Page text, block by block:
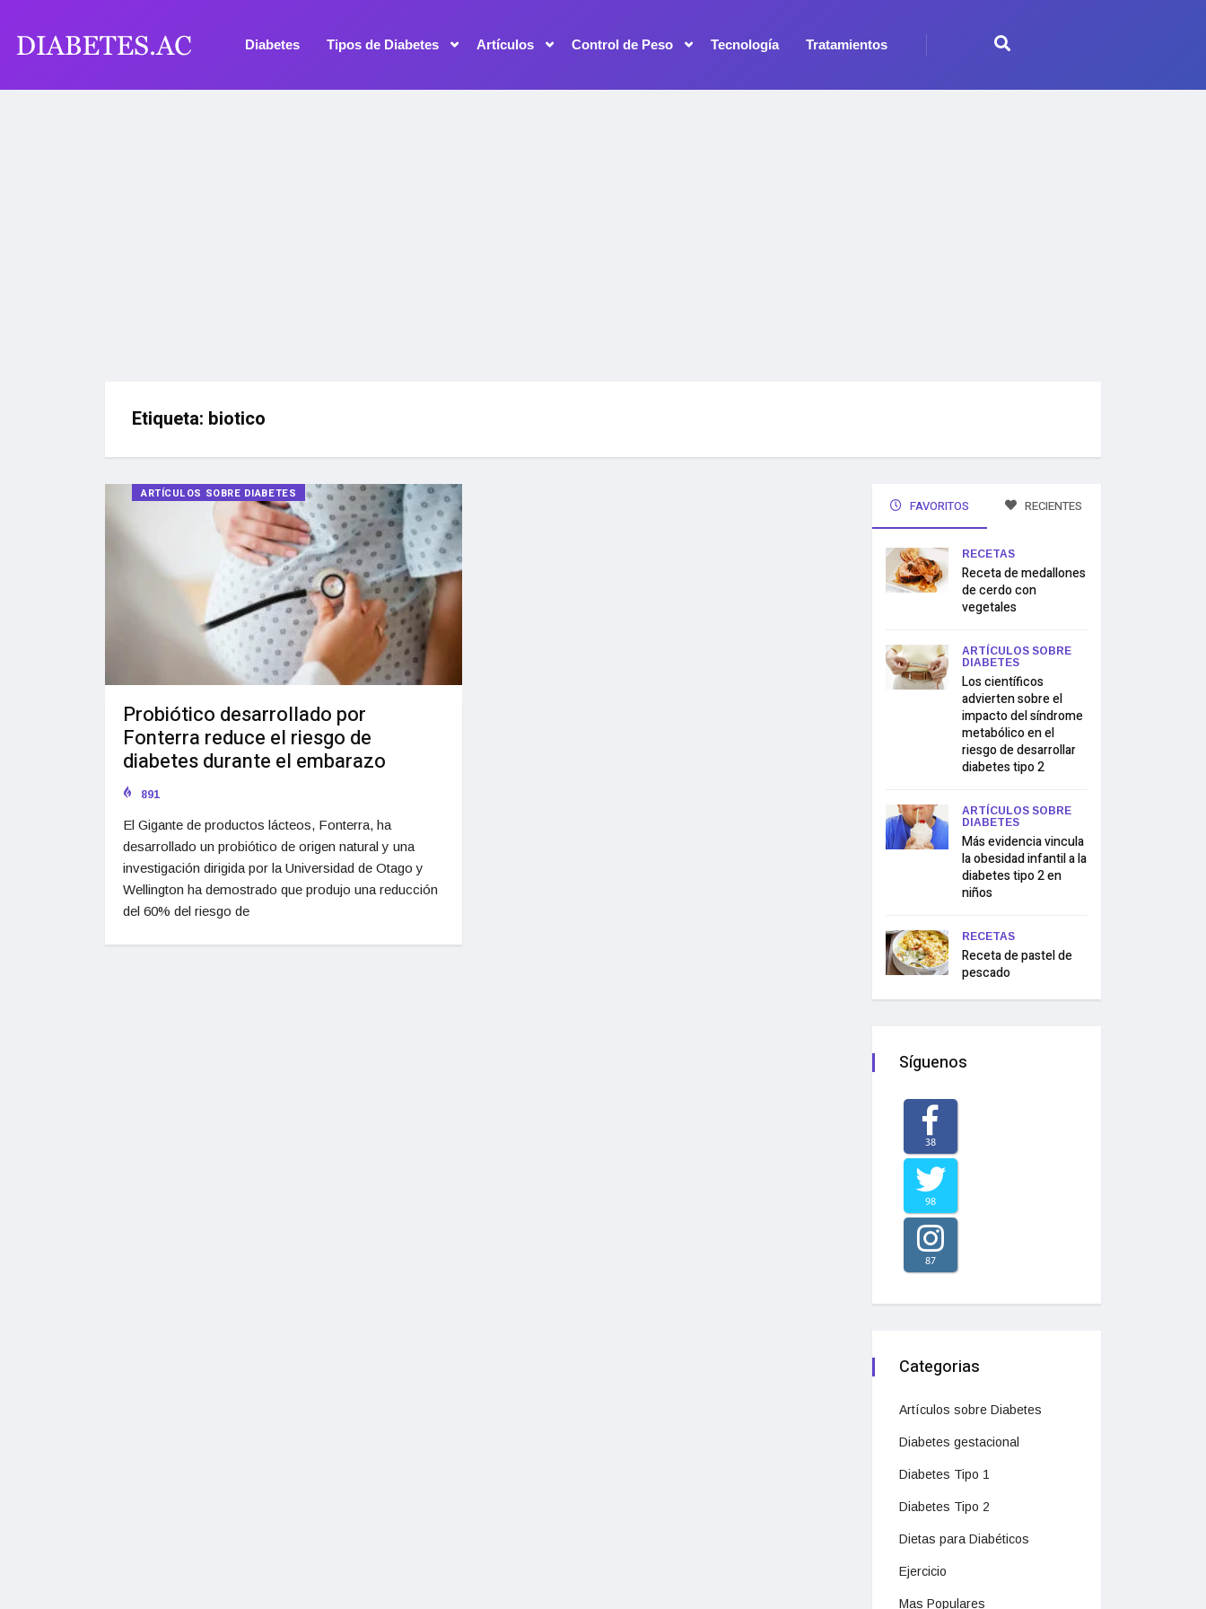
Diabetes Tipos de Diabetes Artículos Control de Peso Tecnología Tratamientos
Etiqueta: biotico
ARTÍCULOS SOBRE DIABETES
Probiótico desarrollado por
Fonterra reduce el riesgo de
diabetes durante el embarazo
891
El Gigante de productos lácteos, Fonterra, ha
desarrollado un probiótico de origen natural y una
investigación dirigida por la Universidad de Otago y
Wellington ha demostrado que produjo una reducción
del 60% del riesgo de
FAVORITOS RECIENTES
RECETAS
Receta de medallones
de cerdo con
vegetales
ARTÍCULOS SOBRE
DIABETES
Los científicos
advierten sobre el
impacto del síndrome
metabólico en el
riesgo de desarrollar
diabetes tipo 2
ARTÍCULOS SOBRE
DIABETES
Más evidencia vincula
la obesidad infantil a la
diabetes tipo 2 en
niños
RECETAS
Receta de pastel de
pescado
Síguenos
38
98
87
Categorias
Artículos sobre Diabetes
Diabetes gestacional
Diabetes Tipo 1
Diabetes Tipo 2
Dietas para Diabéticos
Ejercicio
Mas Populares